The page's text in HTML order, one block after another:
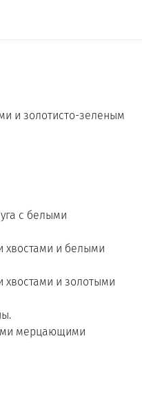
и золотисто-зеленым
с белыми
и белыми
и золотыми
мерцающими